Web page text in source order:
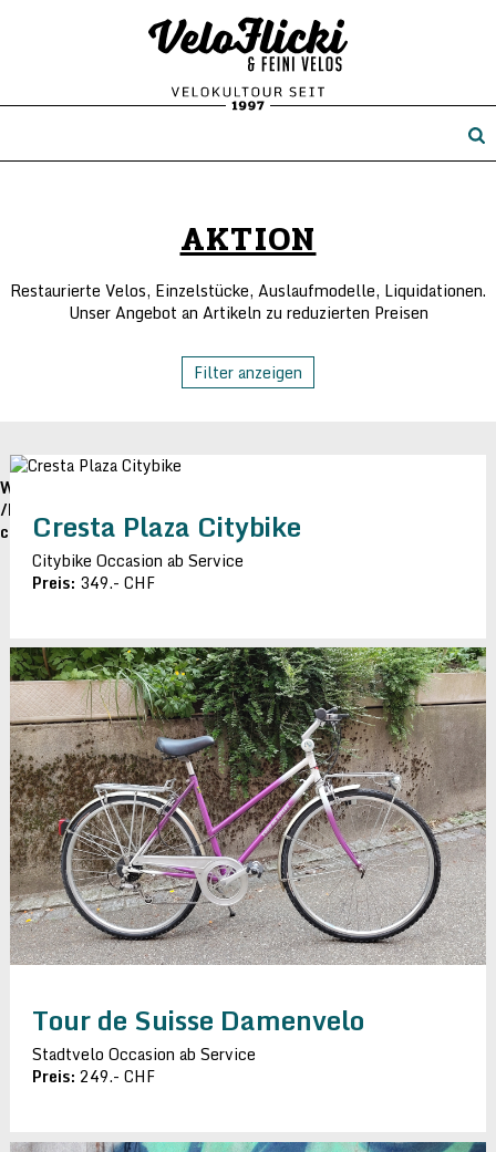
AKTION
Restaurierte Velos, Einzelstücke, Auslaufmodelle, Liquidationen.
Unser Angebot an Artikeln zu reduzierten Preisen
Filter anzeigen
Cresta Plaza Citybike
Citybike Occasion ab Service
Preis: 349.- CHF
Tour de Suisse Damenvelo
Stadtvelo Occasion ab Service
Preis: 249.- CHF
Warning
/home/veloflic/public_html/2016/wp-
content/themes/veloflicki/page.phpon line